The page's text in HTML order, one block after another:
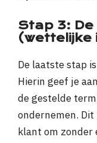
Stap 3:
(wettelijke
De laatste stap
Hierin geef je
de gestelde
ondernemen. Dit
klant om zonder